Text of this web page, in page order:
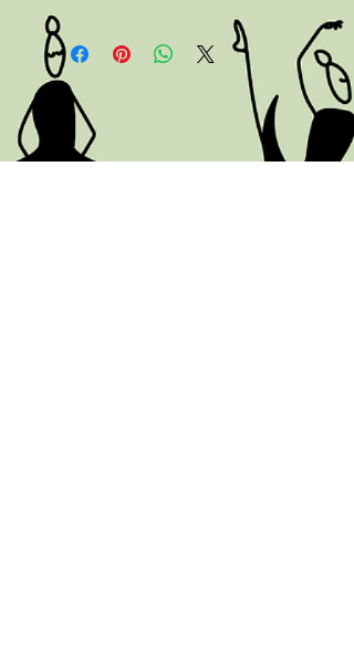
Neem binnen 7 dagen na levering
contact met me op als je wilt
retouren. Je kunt de bestelling tot
14 dagen na levering
terugsturen. Kopers zijn
verantwoordelijk voor de
verzendkosten van retouren. Als